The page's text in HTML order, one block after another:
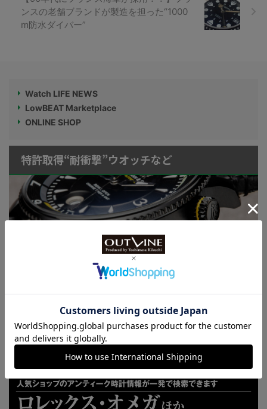
ンスの老舗ブランドが製造を担った“1000
m防水ダイバー”
Watch LIFE NEWS
LowBEAT Marketplace
ONLINE SHOP
特許取得“耐衝撃”ウオッチなど
KUOE：総まとめ